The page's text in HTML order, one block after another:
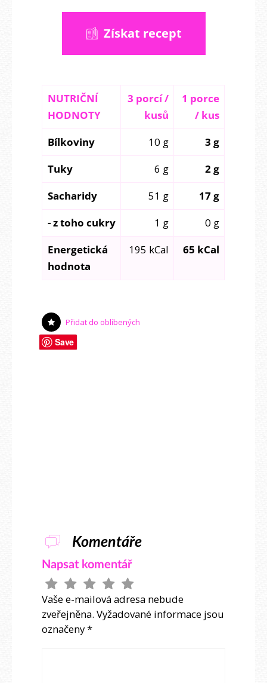
Získat recept
NUTRIČNÍ
HODNOTY
3 porcí /
kusů
1 porce
/ kus
Bílkoviny
10 g
3 g
Tuky
6 g
2 g
Sacharidy
51 g
17 g
- z toho cukry
1 g
0 g
Energetická
hodnota
195 kCal 65 kCal
Přidat do oblíbených
Save
Komentáře
Napsat komentář
Vaše e-mailová adresa nebude
zveřejněna. Vyžadované informace jsou
označeny*